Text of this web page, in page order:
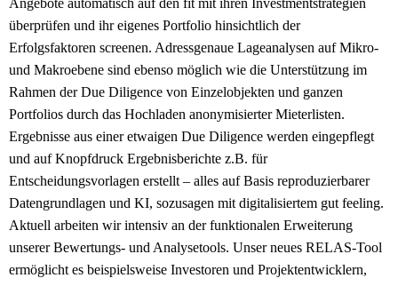
Angebote automatisch auf den fit mit ihren Investmentstrategien
überprüfen und ihr eigenes Portfolio hinsichtlich der
Erfolgsfaktoren screenen. Adressgenaue Lageanalysen auf Mikro-
und Makroebene sind ebenso möglich wie die Unterstützung im
Rahmen der Due Diligence von Einzelobjekten und ganzen
Portfolios durch das Hochladen anonymisierter Mieterlisten.
Ergebnisse aus einer etwaigen Due Diligence werden eingepflegt
und auf Knopfdruck Ergebnisberichte z.B. für
Entscheidungsvorlagen erstellt – alles auf Basis reproduzierbarer
Datengrundlagen und KI, sozusagen mit digitalisiertem gut feeling.
Aktuell arbeiten wir intensiv an der funktionalen Erweiterung
unserer Bewertungs- und Analysetools. Unser neues RELAS-Tool
ermöglicht es beispielsweise Investoren und Projektentwicklern,